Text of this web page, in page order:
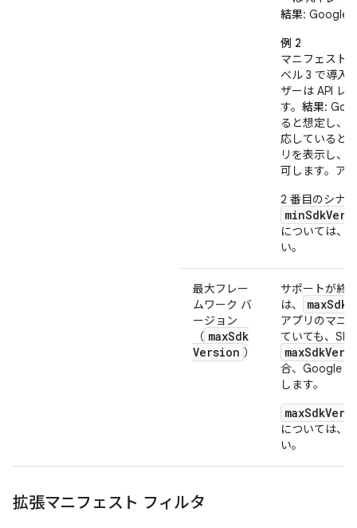
結果: Google
例 2
マニフェスト
ベル 3 で導入
ザーは API レ
す。 結果:
ると想定し、
応していると
リを表示し、
可します。ア
2 番目のシナ
については、
い。
最大フレー
ムワーク バ
ージョン
（ maxSdk
Version ）
サポートが終
は、
アプリのマニ
ていても、
合、Google
します。
については、
い。
拡張マニフェスト フィルタ